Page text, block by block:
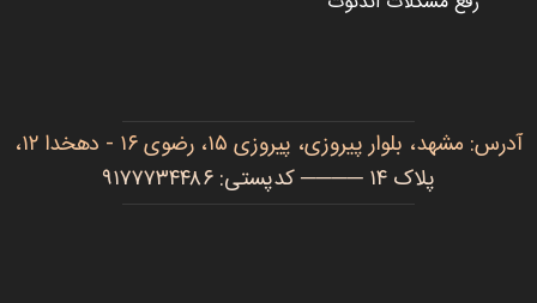
آدرس: مشهد، بلوار پیروزی، پیروزی ۱۵، رضوی ۱۶ - دهخدا ۱۲،
پلاک ۱۴ ──── کدپستی: ۹۱۷۷۷۳۴۴۸۶